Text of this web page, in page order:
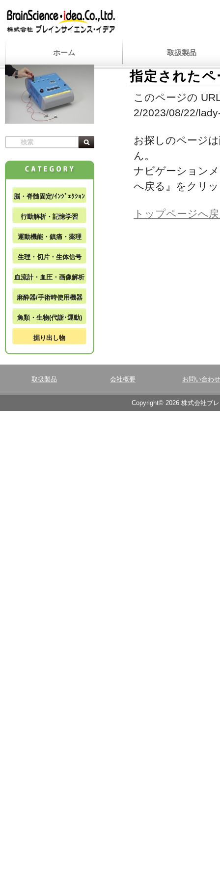
ホーム 取扱製品
指定された
このページの
2/2023/08/22/
お探しのページ
ん。
ナビゲーション
へ戻る』をクリ
トップページへ
脳・脊髄固定/ｲﾝｼﾞｪｸｼｮﾝ
行動解析・記憶学習
運動機能・鎮痛・薬理
生理・切片・生体信号
血流計・血圧・画像解析
麻酔器/手術時使用機器
魚類・生物(代謝･運動)
掘り出し物
取扱製品 会社概要 お問い合わせ
Copyright© 2026 株式会社ブ